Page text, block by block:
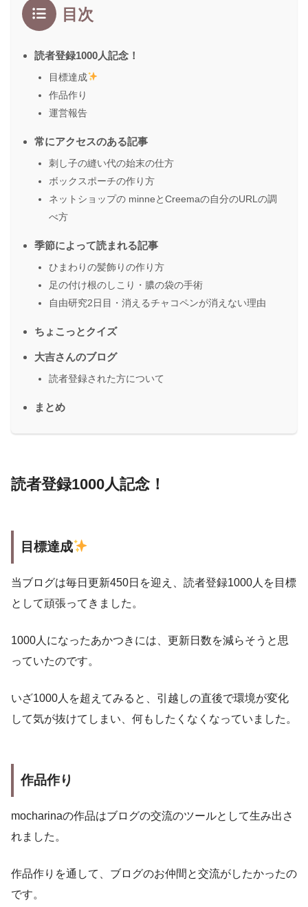
目次
読者登録1000人記念！
目標達成
作品作り
運営報告
常にアクセスのある記事
刺し子の縫い代の始末の仕方
ボックスポーチの作り方
ネットショップの minneとCreemaの自分のURLの調
べ方
季節によって読まれる記事
ひまわりの髪飾りの作り方
足の付け根のしこり・膿の袋の手術
自由研究2日目・消えるチャコペンが消えない理由
ちょこっとクイズ
大吉さんのブログ
読者登録された方について
まとめ
読者登録1000人記念！
目標達成
当ブログは毎日更新450日を迎え、読者登録1000人を目標
として頑張ってきました。
1000人になったあかつきには、更新日数を減らそうと思
っていたのです。
いざ1000人を超えてみると、引越しの直後で環境が変化
して気が抜けてしまい、何もしたくなくなっていました。
作品作り
mocharinaの作品はブログの交流のツールとして生み出さ
れました。
作品作りを通して、ブログのお仲間と交流がしたかったの
です。